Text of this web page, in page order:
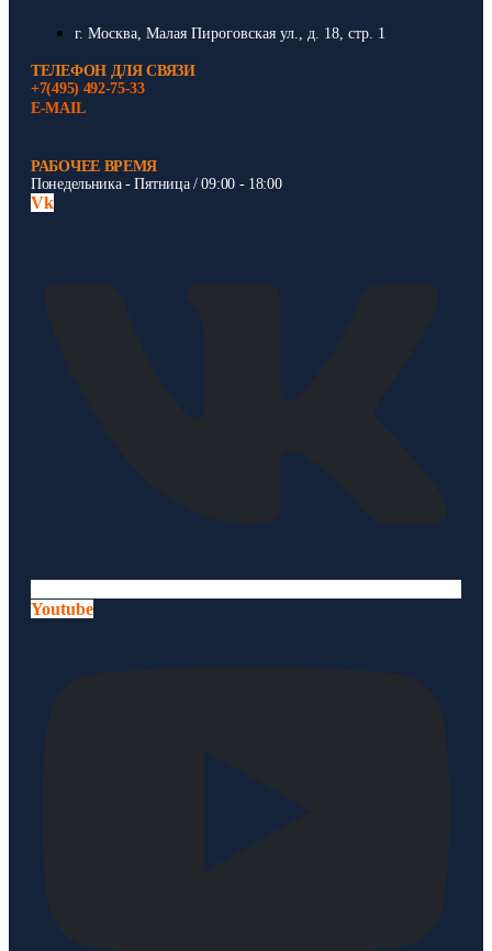
г. Москва, Малая Пироговская ул., д. 18, стр. 1
ТЕЛЕФОН ДЛЯ СВЯЗИ
+7(495) 492-75-33
E-MAIL
РАБОЧЕЕ ВРЕМЯ
Понедельника - Пятница / 09:00 - 18:00
Vk
Youtube